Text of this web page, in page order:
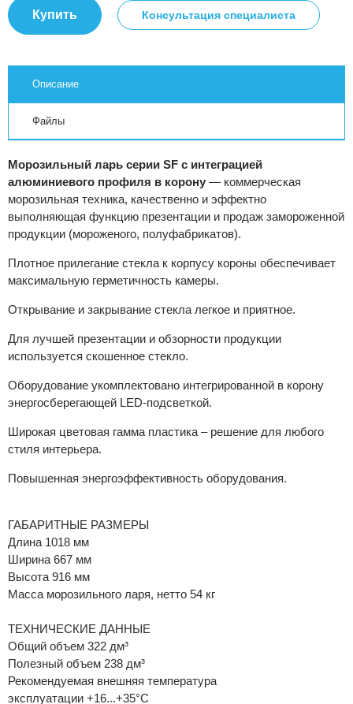
Купить Консультация специалиста
Описание
Файлы
Морозильный ларь серии SF с интеграцией
алюминиевого профиля в корону — коммерческая
морозильная техника, качественно и эффектно
выполняющая функцию презентации и продаж замороженной
продукции (мороженого, полуфабрикатов).
Плотное прилегание стекла к корпусу короны обеспечивает
максимальную герметичность камеры.
Открывание и закрывание стекла легкое и приятное.
Для лучшей презентации и обзорности продукции
используется скошенное стекло.
Оборудование укомплектовано интегрированной в корону
энергосберегающей LED-подсветкой.
Широкая цветовая гамма пластика – решение для любого
стиля интерьера.
Повышенная энергоэффективность оборудования.
ГАБАРИТНЫЕ РАЗМЕРЫ
Длина 1018 мм
Ширина 667 мм
Высота 916 мм
Масса морозильного ларя, нетто 54 кг
ТЕХНИЧЕСКИЕ ДАННЫЕ
Общий объем 322 дм³
Полезный объем 238 дм³
Рекомендуемая внешняя температура
эксплуатации +16...+35°C